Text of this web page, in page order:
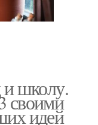
и школу.
своими
идей